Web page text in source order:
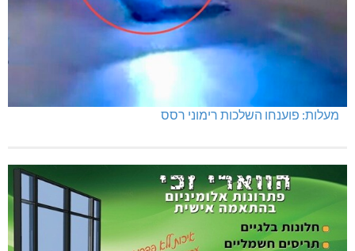
מעלות: פוענחו השלכות רימוני רסס